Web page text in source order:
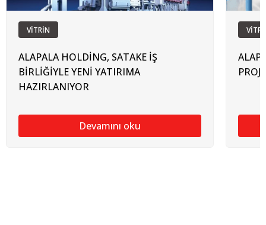
VİTRİN
ALAPALA HOLDİNG, SATAKE İŞ
BİRLİĞİYLE YENİ YATIRIMA
HAZIRLANIYOR
Devamını oku